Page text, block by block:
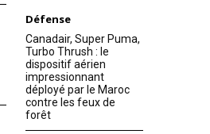
Défense
Canadair, Super Puma,
Turbo Thrush : le
dispositif aérien
impressionnant
déployé par le Maroc
contre les feux de
forêt